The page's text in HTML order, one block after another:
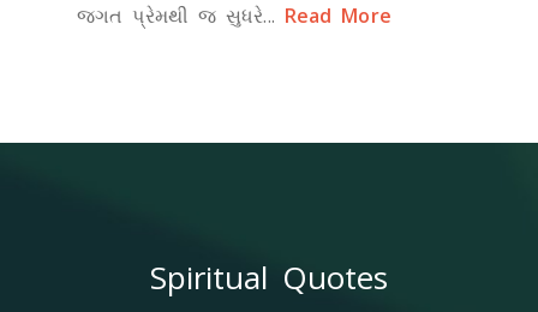
જગત પ્રેમથી જ સુધરે... Read More
Spiritual Quotes